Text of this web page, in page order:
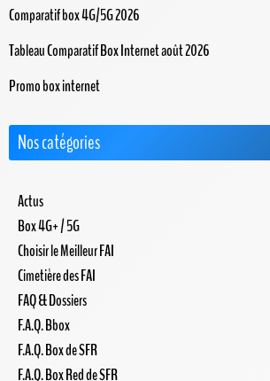
Comparatif box 4G/5G 2026
Tableau Comparatif Box Internet août 2026
Promo box internet
Nos catégories
Actus
Box 4G+ / 5G
Choisir le Meilleur FAI
Cimetière des FAI
FAQ & Dossiers
F.A.Q. Bbox
F.A.Q. Box de SFR
F.A.Q. Box Red de SFR